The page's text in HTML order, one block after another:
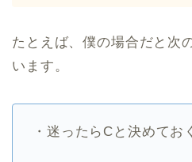
たとえば、僕の場合だと次
います。
・迷ったらCと決めておく